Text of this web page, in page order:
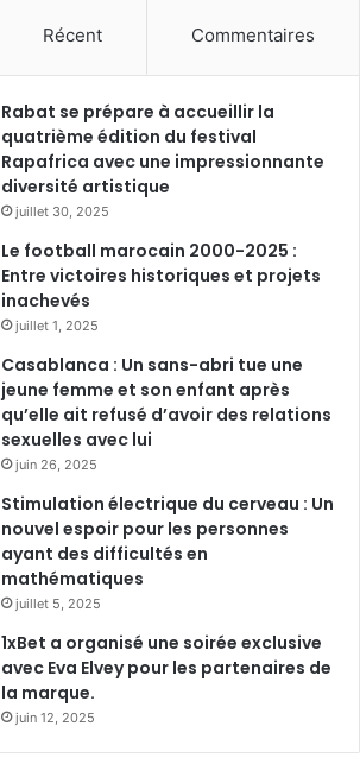
Récent Commentaires
Rabat se prépare à accueillir la
quatrième édition du festival
Rapafrica avec une impressionnante
diversité artistique
juillet 30, 2025
Le football marocain 2000-2025 :
Entre victoires historiques et projets
inachevés
juillet 1, 2025
Casablanca : Un sans-abri tue une
jeune femme et son enfant après
qu’elle ait refusé d’avoir des relations
sexuelles avec lui
juin 26, 2025
Stimulation électrique du cerveau : Un
nouvel espoir pour les personnes
ayant des difficultés en
mathématiques
juillet 5, 2025
1xBet a organisé une soirée exclusive
avec Eva Elvey pour les partenaires de
la marque.
juin 12, 2025